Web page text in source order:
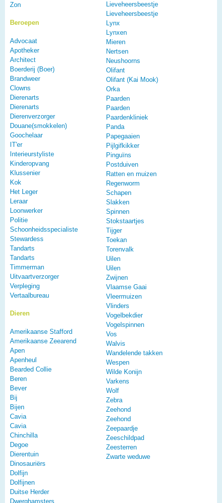
Zon
Beroepen
Advocaat
Apotheker
Architect
Boerderij (Boer)
Brandweer
Clowns
Dierenarts
Dierenarts
Dierenverzorger
Douane(smokkelen)
Goochelaar
IT'er
Interieurstyliste
Kinderopvang
Klussenier
Kok
Het Leger
Leraar
Loonwerker
Politie
Schoonheidsspecialiste
Stewardess
Tandarts
Tandarts
Timmerman
Uitvaartverzorger
Verpleging
Vertaalbureau
Dieren
Amerikaanse Stafford
Amerikaanse Zeearend
Apen
Apenheul
Bearded Collie
Beren
Bever
Bij
Bijen
Cavia
Cavia
Chinchilla
Degoe
Dierentuin
Dinosauriërs
Dolfijn
Dolfijnen
Duitse Herder
Dwerghamsters
Lieveheersbeestje
Lieveheersbeestje
Lynx
Lynxen
Mieren
Nertsen
Neushoorns
Olifant
Olifant (Kai Mook)
Orka
Paarden
Paarden
Paardenkliniek
Panda
Papegaaien
Pijlgifkikker
Pinguïns
Postduiven
Ratten en muizen
Regenworm
Schapen
Slakken
Spinnen
Stokstaartjes
Tijger
Toekan
Torenvalk
Uilen
Uilen
Zwijnen
Vlaamse Gaai
Vleermuizen
Vlinders
Vogelbekdier
Vogelspinnen
Vos
Walvis
Wandelende takken
Wespen
Wilde Konijn
Varkens
Wolf
Zebra
Zeehond
Zeehond
Zeepaardje
Zeeschildpad
Zeesterren
Zwarte weduwe